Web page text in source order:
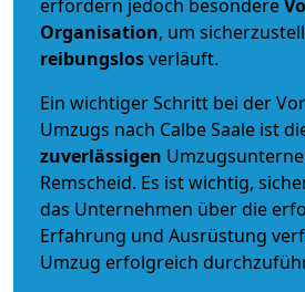
erfordern jedoch besondere
Organisation, um
reibungslosverläuft.
Ein wichtiger Schritt bei der
Umzugs nach Calbe Saale ist
zuverlässigen
Remscheid. Es ist wichtig,
das Unternehmen über die
Erfahrung und Ausrüstung
Umzug erfolgreich